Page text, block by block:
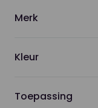
Merk
Kleur
Toepassing